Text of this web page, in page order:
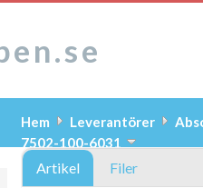
Hem Leverantörer
7502-100-6031
Artikel Filer